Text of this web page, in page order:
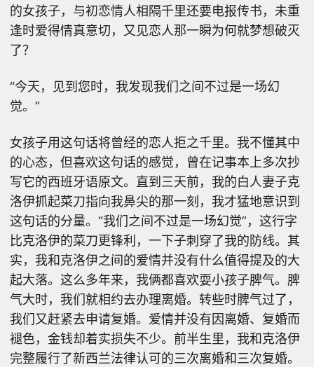
的女孩子，与初恋情人相隔千里还要电报传书，未重
逢时爱得情真意切，又见恋人那一瞬为何就梦想破灭
了？
“今天，见到您时，我发现我们之间不过是一场幻
觉。”
女孩子用这句话将曾经的恋人拒之千里。我不懂其中
的心态，但喜欢这句话的感觉，曾在记事本上多次抄
写它的西班牙语原文。直到三天前，我的白人妻子克
洛伊抓起菜刀指向我鼻尖的那一刻，我才猛地意识到
这句话的分量。“我们之间不过是一场幻觉”，这行字
比克洛伊的菜刀更锋利，一下子刺穿了我的防线。其
实，我和克洛伊之间的爱情并没有什么值得提及的大
起大落。这么多年来，我俩都喜欢耍小孩子脾气。脾
气大时，我们就相约去办理离婚。转些时脾气过了，
我们又赶紧去申请复婚。爱情并没有因离婚、复婚而
褪色，金钱却着实损失不少。前半生里，我和克洛伊
完整履行了新西兰法律认可的三次离婚和三次复婚。